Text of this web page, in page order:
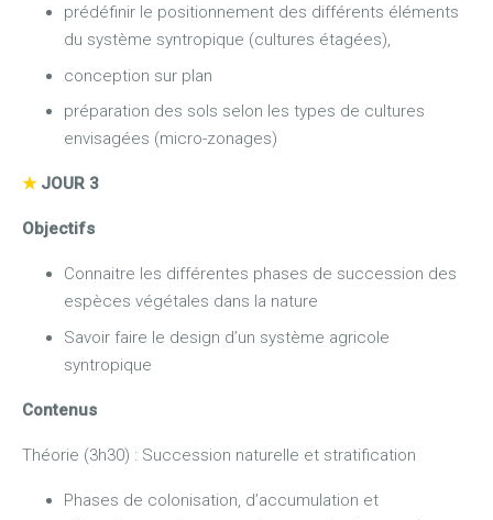
prédéfinir le positionnement des différents éléments
du système syntropique (cultures étagées),
conception sur plan
préparation des sols selon les types de cultures
envisagées (micro-zonages)
★JOUR 3
Objectifs
Connaitre les différentes phases de succession des
espèces végétales dans la nature
Savoir faire le design d’un système agricole
syntropique
Contenus
Théorie (3h30) : Succession naturelle et stratification
Phases de colonisation, d’accumulation et